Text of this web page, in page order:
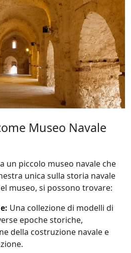
Museo Navale
un piccolo museo navale che
unica sulla storia navale
museo, si possono trovare:
Una collezione di modelli di
epoche storiche,
della costruzione navale e